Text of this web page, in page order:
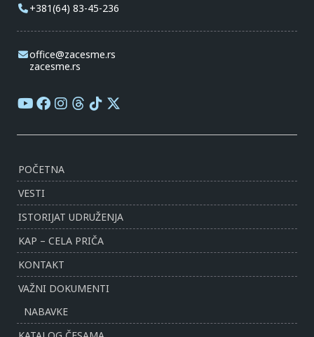
+381(64) 83-45-236
office@zacesme.rs
zacesme.rs
POČETNA
VESTI
ISTORIJAT UDRUŽENJA
KAP – CELA PRIČA
KONTAKT
VAŽNI DOKUMENTI
NABAVKE